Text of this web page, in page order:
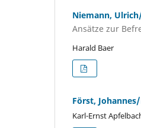
Niemann,
Ansätze zur
Harald Baer
Först,
Karl-Ernst